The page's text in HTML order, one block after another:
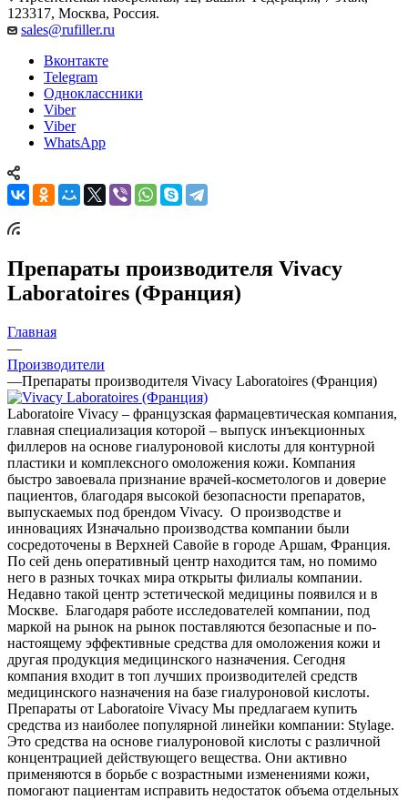
Пресненская набережная, 12, Башня Федерация, 7 этаж,
123317, Москва, Россия.
Вконтакте
Telegram
Одноклассники
Viber
Viber
Препараты производителя Vivacy
Laboratoires (Франция)
Главная
—
Производители
—Препараты производителя Vivacy Laboratoires (Франция)
Laboratoire Vivacy – французская фармацевтическая компания,
главная специализация которой – выпуск инъекционных
филлеров на основе гиалуроновой кислоты для контурной
пластики и комплексного омоложения кожи. Компания
быстро завоевала признание врачей-косметологов и доверие
пациентов, благодаря высокой безопасности препаратов,
выпускаемых под брендом Vivacy. О производстве и
инновациях Изначально производства компании были
сосредоточены в Верхней Савойе в городе Аршам, Франция.
По сей день оперативный центр находится там, но помимо
него в разных точках мира открыты филиалы компании.
Недавно такой центр эстетической медицины появился и в
Москве. Благодаря работе исследователей компании, под
маркой на рынок на рынок поставляются безопасные и по-
настоящему эффективные средства для омоложения кожи и
другая продукция медицинского назначения. Сегодня
компания входит в топ лучших производителей средств
медицинского назначения на базе гиалуроновой кислоты.
Препараты от Laboratoire Vivacy Мы предлагаем купить
средства из наиболее популярной линейки компании: Stylage.
Это средства на основе гиалуроновой кислоты с различной
концентрацией действующего вещества. Они активно
применяются в борьбе с возрастными изменениями кожи,